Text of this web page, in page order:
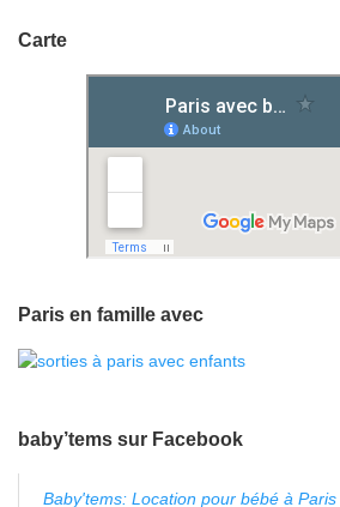
Carte
Paris en famille avec
baby’tems sur Facebook
Baby'tems: Location pour bébé à Paris